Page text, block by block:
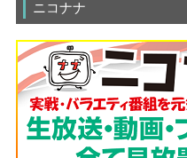
ニコナナ